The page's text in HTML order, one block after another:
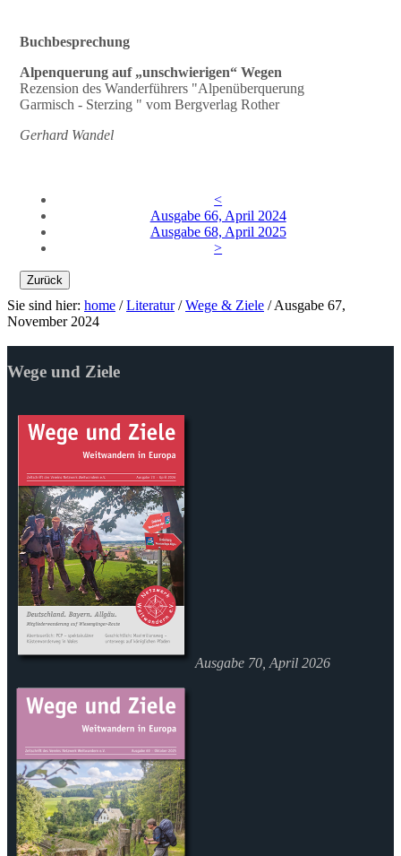
Buchbesprechung
Alpenquerung auf „unschwierigen“ Wegen
Rezension des Wanderführers "Alpenüberquerung
Garmisch - Sterzing " vom Bergverlag Rother
Gerhard Wandel
<
Ausgabe 66, April 2024
Ausgabe 68, April 2025
>
Zurück
Sie sind hier: home /Literatur/Wege & Ziele /Ausgabe 67,
November 2024
Wege und Ziele
Ausgabe 70, April 2026